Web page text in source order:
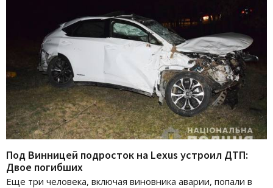
Под Винницей подросток на Lexus устроил ДТП:
Двое погибших
Еще три человека, включая виновника аварии, попали в